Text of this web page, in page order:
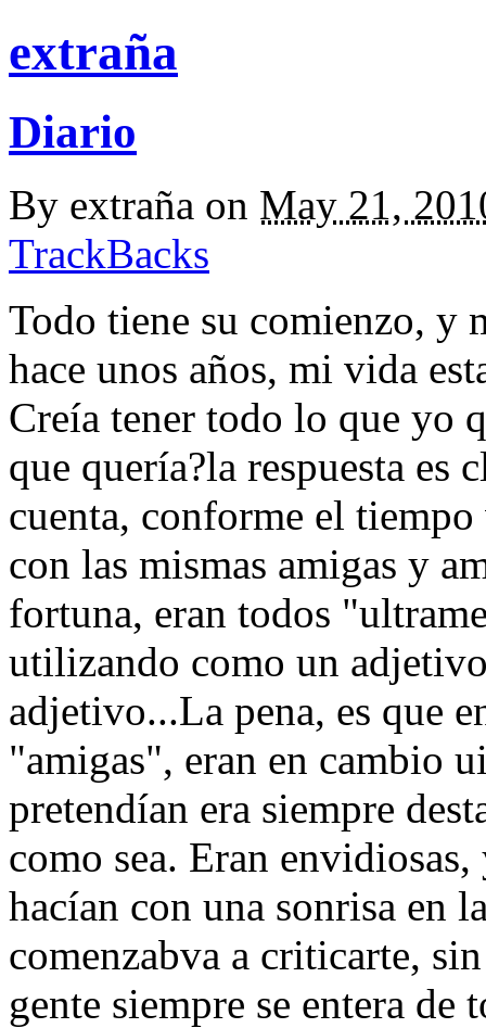
extraña
Diario
By extraña on May 21,
TrackBacks
Todo tiene su comienzo, y
hace unos años, mi vida
Creía tener todo lo que yo
que quería?la respuesta es
cuenta, conforme el
con las mismas amigas y
fortuna, eran todos
utilizando como un
adjetivo...La pena, es que
"amigas", eran en cambio
pretendían era siempre
como sea. Eran
hacían con una sonrisa en
comenzabva a criticarte,
gente siempre se entera de